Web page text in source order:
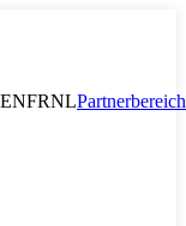
ENFRNLPartnerbereich